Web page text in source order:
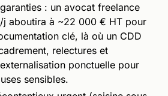
: un avocat freelance
j aboutira à ~22 000 € HT pour
clé, là où un CDD
relectures et
ponctuelle pour
sensibles.